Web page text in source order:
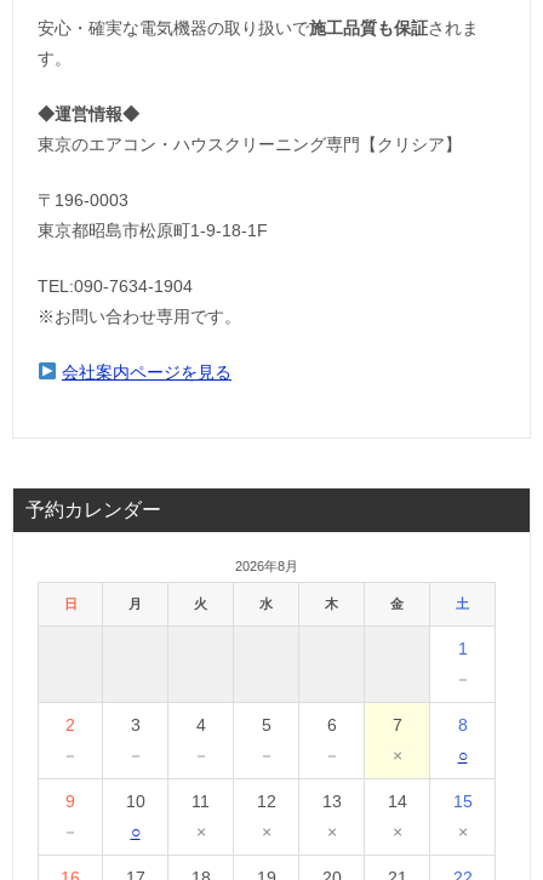
安心・確実な電気機器の取り扱いで施工品質も保証されま
す。
◆運営情報◆
東京のエアコン・ハウスクリーニング専門【クリシア】
〒196-0003
東京都昭島市松原町1-9‐18‐1F
TEL:090-7634-1904
※お問い合わせ専用です。
会社案内ページを見る
予約カレンダー
2026年8月
日 月 火 水 木 金 土
1
－
2
－
3
－
4
－
5
－
6
－
7
×
8
○
9
－
10
○
11
×
12
×
13
×
14
×
15
×